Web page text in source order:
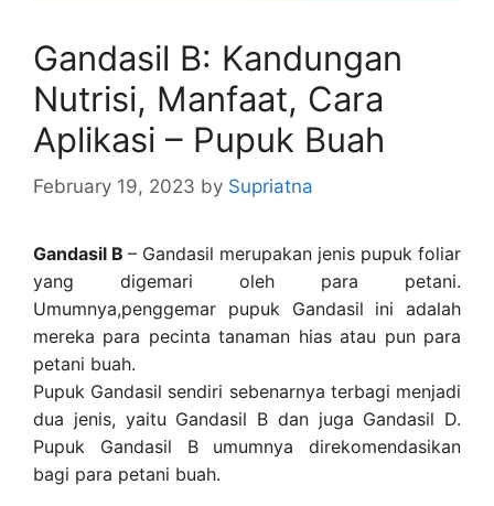
Gandasil B: Kandungan
Nutrisi, Manfaat, Cara
Aplikasi – Pupuk Buah
February 19, 2023 by Supriatna
Gandasil B – Gandasil merupakan jenis pupuk foliar
yang digemari oleh para petani.
Umumnya,penggemar pupuk Gandasil ini adalah
mereka para pecinta tanaman hias atau pun para
petani buah.
Pupuk Gandasil sendiri sebenarnya terbagi menjadi
dua jenis, yaitu Gandasil B dan juga Gandasil D.
Pupuk Gandasil B umumnya direkomendasikan
bagi para petani buah.